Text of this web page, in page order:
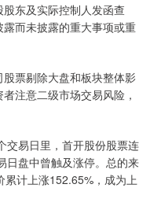
东及实际控制人发函查
而未披露的重大事项或重
票剔除大盘和板块整体影
注意二级市场交易风险，
易日里，首开股份股票连
日盘中曾触及涨停。总的来
计上涨152.65%，成为上